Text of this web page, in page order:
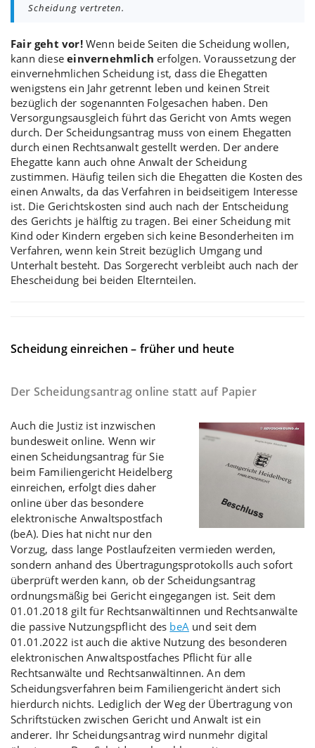
Scheidung vertreten.
Fair geht vor!Wenn beide Seiten die Scheidung wollen,
kann dieseeinvernehmlich erfolgen. Voraussetzung der
einvernehmlichen Scheidung ist, dass die Ehegatten
wenigstens ein Jahr getrennt leben und keinen Streit
bezüglich der sogenannten Folgesachen haben. Den
Versorgungsausgleich führt das Gericht von Amts wegen
durch. Der Scheidungsantrag muss von einem Ehegatten
durch einen Rechtsanwalt gestellt werden. Der andere
Ehegatte kann auch ohne Anwalt der Scheidung
zustimmen. Häufig teilen sich die Ehegatten die Kosten des
einen Anwalts, da das Verfahren in beidseitigem Interesse
ist. Die Gerichtskosten sind auch nach der Entscheidung
des Gerichts je hälftig zu tragen. Bei einer Scheidung mit
Kind oder Kindern ergeben sich keine Besonderheiten im
Verfahren, wenn kein Streit bezüglich Umgang und
Unterhalt besteht. Das Sorgerecht verbleibt auch nach der
Ehescheidung bei beiden Elternteilen.
Scheidung einreichen – früher und heute
Der Scheidungsantrag online statt auf Papier
Auch die Justiz ist inzwischen
bundesweit online. Wenn wir
einen Scheidungsantrag für Sie
beim Familiengericht Heidelberg
einreichen, erfolgt dies daher
online über das besondere
elektronische Anwaltspostfach
(beA). Dies hat nicht nur den
Vorzug, dass lange Postlaufzeiten vermieden werden,
sondern anhand des Übertragungsprotokolls auch sofort
überprüft werden kann, ob der Scheidungsantrag
ordnungsmäßig bei Gericht eingegangen ist. Seit dem
01.01.2018 gilt für Rechtsanwältinnen und Rechtsanwälte
die passive Nutzungspflicht des beA und seit dem
01.01.2022 ist auch die aktive Nutzung des besonderen
elektronischen Anwaltspostfaches Pflicht für alle
Rechtsanwälte und Rechtsanwältinnen. An dem
Scheidungsverfahren beim Familiengericht ändert sich
hierdurch nichts. Lediglich der Weg der Übertragung von
Schriftstücken zwischen Gericht und Anwalt ist ein
anderer. Ihr Scheidungsantrag wird nunmehr digital